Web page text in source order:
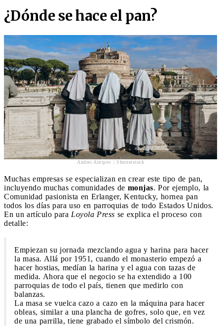
¿Dónde se hace el pan?
Andrei Antipov | Shutterstock
Muchas empresas se especializan en crear este tipo de pan,
incluyendo muchas comunidades de monjas. Por ejemplo, la
Comunidad pasionista en Erlanger, Kentucky, hornea pan
todos los días para uso en parroquias de todo Estados Unidos.
En un artículo para Loyola Press se explica el proceso con
detalle:
Empiezan su jornada mezclando agua y harina para hacer
la masa. Allá por 1951, cuando el monasterio empezó a
hacer hostias, medían la harina y el agua con tazas de
medida. Ahora que el negocio se ha extendido a 100
parroquias de todo el país, tienen que medirlo con
balanzas.
La masa se vuelca cazo a cazo en la máquina para hacer
obleas, similar a una plancha de gofres, solo que, en vez
de una parrilla, tiene grabado el símbolo del crismón.